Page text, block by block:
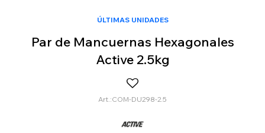
ÚLTIMAS UNIDADES
Par de Mancuernas Hexagonales
Active 2.5kg
COM-DU298-2.5